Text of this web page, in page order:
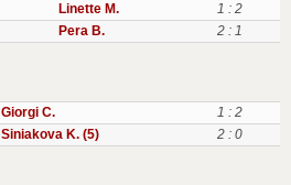
Linette M.
1 : 2
Pera B. 2 : 1
Giorgi C.
1 : 2
Siniakova K. (5) 2 : 0